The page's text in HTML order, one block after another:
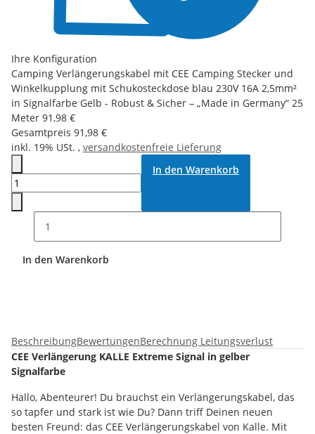
Ihre Konfiguration
Camping Verlängerungskabel mit CEE Camping Stecker und
Winkelkupplung mit Schukosteckdose blau 230V 16A 2,5mm²
in Signalfarbe Gelb - Robust & Sicher – „Made in Germany“ 25
Meter 91,98 €
Gesamtpreis 91,98 €
inkl. 19% USt. , versandkostenfreie Lieferung
In den Warenkorb
In den Warenkorb
BeschreibungBewertungenBerechnung Leitungsverlust
CEE Verlängerung KALLE Extreme Signal in gelber
Signalfarbe
Hallo, Abenteurer! Du brauchst ein Verlängerungskabel, das
so tapfer und stark ist wie Du? Dann triff Deinen neuen
besten Freund: das CEE Verlängerungskabel von Kalle. Mit